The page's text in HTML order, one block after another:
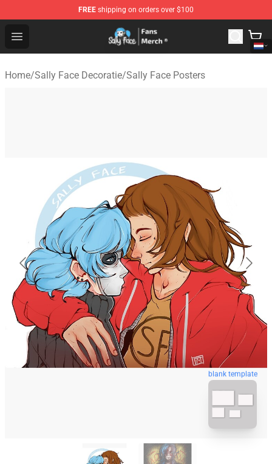
FREE shipping on orders over $100
Open menu
Sally Face Store - Official Sally Face Merchandise Shop
Home/Sally Face Decoratie/Sally Face Posters
blank template